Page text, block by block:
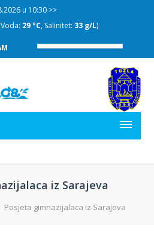
u 10:30 >>
29 °C, Salinitet: 33 g/L)
iz Sarajeva
Posjeta gimnazijalaca iz Sarajeva